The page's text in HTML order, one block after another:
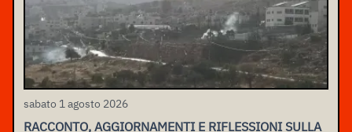
sabato 1 agosto 2026
RACCONTO, AGGIORNAMENTI E RIFLESSIONI SULLA